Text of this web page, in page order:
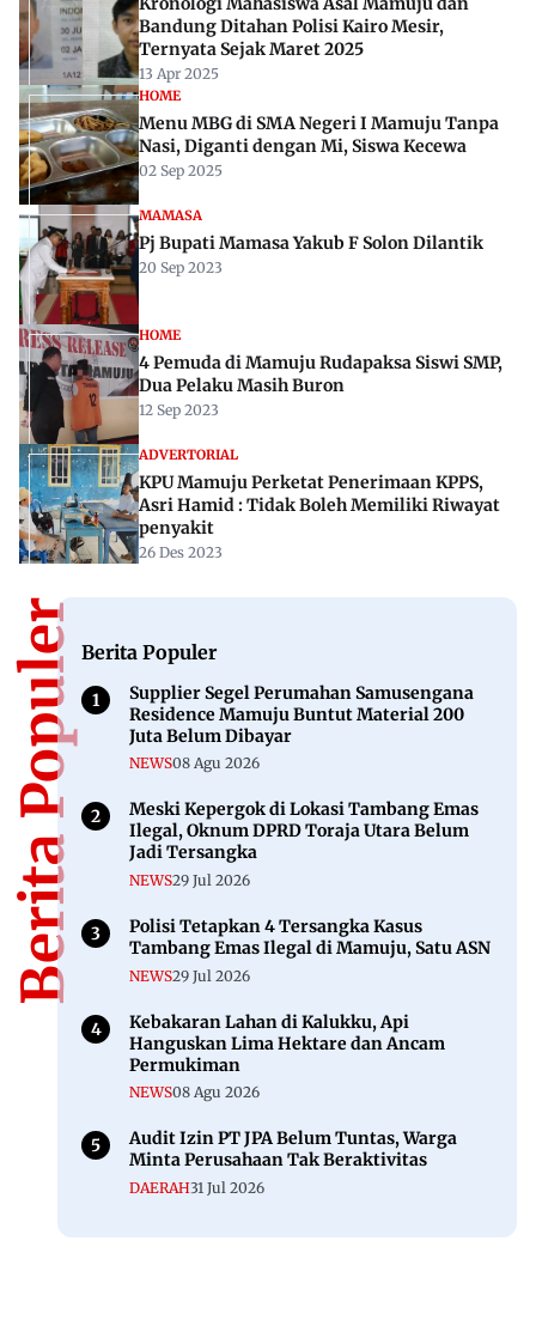
Bandung Ditahan Polisi Kairo Mesir,
Ternyata Sejak Maret 2025
13 Apr 2025
HOME
Menu MBG di SMA Negeri I Mamuju Tanpa
Nasi, Diganti dengan Mi, Siswa Kecewa
02 Sep 2025
MAMASA
Pj Bupati Mamasa Yakub F Solon Dilantik
20 Sep 2023
HOME
4 Pemuda di Mamuju Rudapaksa Siswi SMP,
Dua Pelaku Masih Buron
12 Sep 2023
ADVERTORIAL
KPU Mamuju Perketat Penerimaan KPPS,
Asri Hamid : Tidak Boleh Memiliki Riwayat
penyakit
26 Des 2023
Berita PopulerBerita Populer
Supplier Segel Perumahan Samusengana
Residence Mamuju Buntut Material 200
Juta Belum Dibayar
NEWS08 Agu 2026
Meski Kepergok di Lokasi Tambang Emas
Ilegal, Oknum DPRD Toraja Utara Belum
Jadi Tersangka
NEWS29 Jul 2026
Polisi Tetapkan 4 Tersangka Kasus
Tambang Emas Ilegal di Mamuju, Satu ASN
NEWS29 Jul 2026
Kebakaran Lahan di Kalukku, Api
Hanguskan Lima Hektare dan Ancam
Permukiman
NEWS08 Agu 2026
Audit Izin PT JPA Belum Tuntas, Warga
Minta Perusahaan Tak Beraktivitas
DAERAH31 Jul 2026